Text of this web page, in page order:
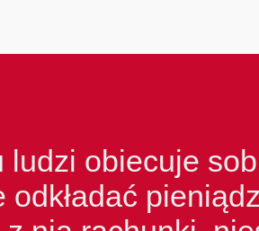
ludzi obiecuje
odkładać